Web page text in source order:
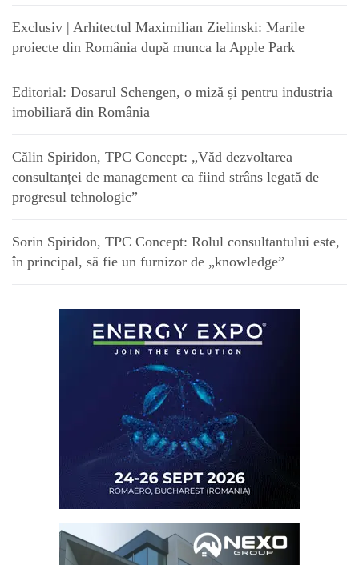
Exclusiv | Arhitectul Maximilian Zielinski: Marile
proiecte din România după munca la Apple Park
Editorial: Dosarul Schengen, o miză și pentru industria
imobiliară din România
Călin Spiridon, TPC Concept: „Văd dezvoltarea
consultanței de management ca fiind strâns legată de
progresul tehnologic”
Sorin Spiridon, TPC Concept: Rolul consultantului este,
în principal, să fie un furnizor de „knowledge”